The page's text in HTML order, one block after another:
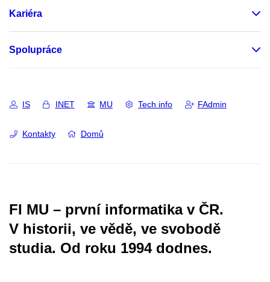
Kariéra
Spolupráce
IS INET MU Tech info FAdmin
Kontakty Domů
FI MU – první informatika v ČR.
V historii, ve vědě, ve svobodě
studia. Od roku 1994 dodnes.